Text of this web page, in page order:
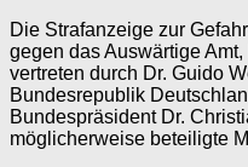
Die Strafanzeige zur
gegen das Auswärtige
vertreten durch Dr. Guido
Bundesrepublik
Bundespräsident Dr.
möglicherweise beteiligte